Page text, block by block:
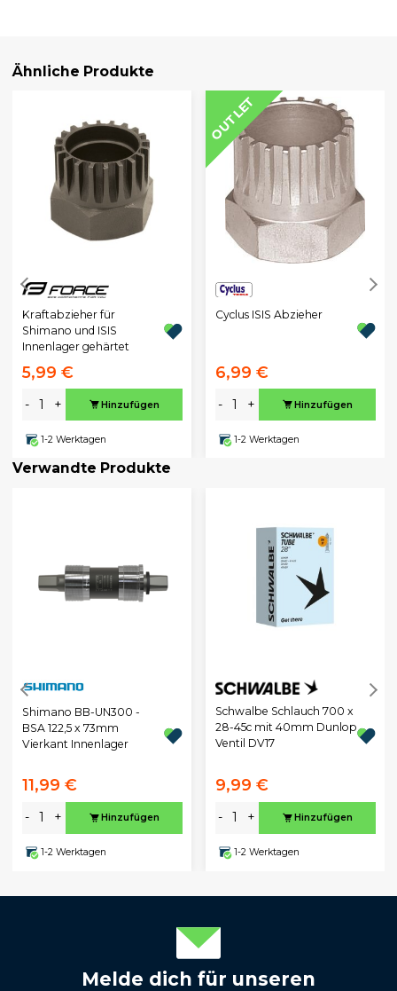
Ähnliche Produkte
Kraftabzieher für
Shimano und ISIS
Innenlager gehärtet
5,99 €
- + Hinzufügen
1-2 Werktagen
OUTLET
Cyclus ISIS Abzieher
6,99 €
- + Hinzufügen
1-2 Werktagen
Verwandte Produkte
Shimano BB-UN300 -
BSA 122,5 x 73mm
Vierkant Innenlager
11,99 €
- + Hinzufügen
1-2 Werktagen
Schwalbe Schlauch 700 x
28-45c mit 40mm Dunlop
Ventil DV17
9,99 €
- + Hinzufügen
1-2 Werktagen
Melde dich für unseren